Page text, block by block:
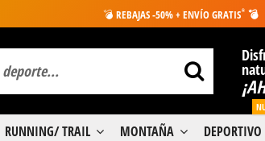
💣 REBAJAS -50% + ENVÍO GRATIS* 💣
RUNNING/ TRAIL MONTAÑA DEPORTIVO